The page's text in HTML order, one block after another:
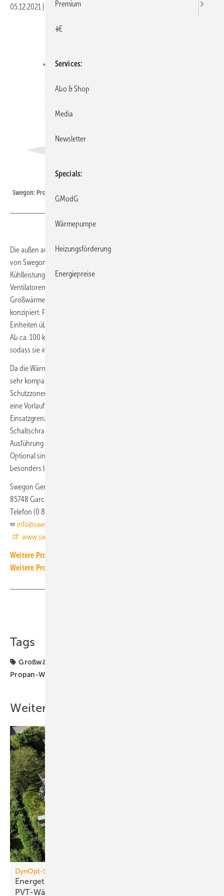
05.12.2021 Veröffentlicht in
Swegon: Propan-Wärmepumpe BlueBox Titan SKY.
Die außen aufgestellte Propan-Wärmepumpe
von Swegon erreicht Heizleistungen von 30 bis 175 kW und
Kühlleistungen von 30 bis 195 kW. Ihr SCOP liegt mit optionalen EC-
Ventilatoren und drehzahlgeregelten Pumpen bei bis zu 4,12. Die
Großwärmepumpe ist zum Heizen oder Kühlen von Wasser oder Sole
konzipiert. Für größere Leistungen können mehrere Titan-SKY-
Einheiten über die hauseigene Multilogic-Regelung kaskadiert werden.
Ab ca. 100 kW Heizleistung ist die Anlage zweikreisig ausgeführt,
sodass sie im Abtaubetrieb weiterhin heizen kann.
Da die Wärmepumpe mit dem natürlichen Kältemittel Propan (R290)
sehr kompakt ist (Tiefe 1130 mm), bleibt der einzuhaltende
Schutzzonenbereich besonders klein. Im Heizbetrieb ermöglicht sie
eine Vorlauftemperatur bis 63 °C (bei − 7 °C Außentemperatur). Ihre
Einsatzgrenze liegt bei − 20 °C Außentemperatur. Der separierte
Schaltschrank, Abluftventilatoren und Leckage-Sensoren in ATEX-
Ausführung gewährleisten einen dauerhaft sicheren Anlagenbetrieb.
Optional sind integrierte Hydraulikmodule, EC-Ventilatoren sowie eine
besonders leise Anlagenvariante erhältlich.
Swegon Germany
85748 Garching
Telefon (0 89) 32 67 00
info@swegon.de
www.swegon.de
Weitere Produkt-Meldungen zum Thema Wärmeerzeugung
Weitere Produkt-Meldungen zum Thema Wärmepumpe
Tags
Großwärmepumpe
Propan-Wärmepumpe
Weitere Inhalte
DynOpt-San für Mehrfamilienhäuser
Energetische Sanierung mit
PVT-Wärmepumpensystemen
Premium
+E
Services
Abo & Shop
Media
Newsletter
Specials
GModG
Wärmepumpe
Heizungsförderung
Energiepreise